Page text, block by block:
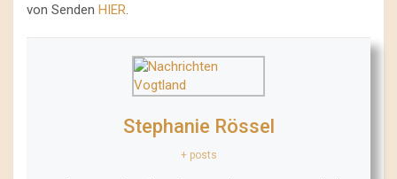
von Senden HIER.
Stephanie Rössel
+ posts